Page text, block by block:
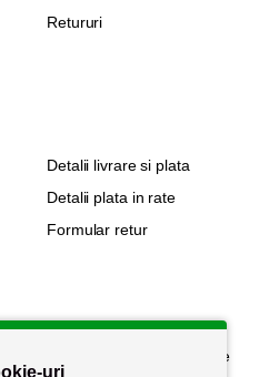
Retururi
Detalii livrare si plata
Detalii plata in rate
Formular retur
Politica de confidențialitate
uri